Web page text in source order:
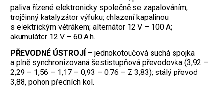
paliva řízené elektronicky společně se zapalováním;
trojčinný katalyzátor výfuku; chlazení kapalinou
s elektrickým větrákem; alternátor 12 V – 100 A;
akumulátor 12 V – 60 A.h.
PŘEVODNÉ ÚSTROJÍ – jednokotoučová suchá spojka
a plně synchronizovaná šestistupňová převodovka (3,92 –
2,29 – 1,56 – 1,17 – 0,93 – 0,76 – Z 3,83); stálý převod
3,88, pohon předních kol.